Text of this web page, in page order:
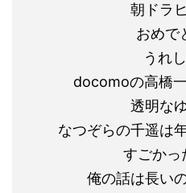
朝ドラ
おめで
うれ
docomoの高橋
透明な
なつぞらの千遥は
すごかっ
俺の話は長い